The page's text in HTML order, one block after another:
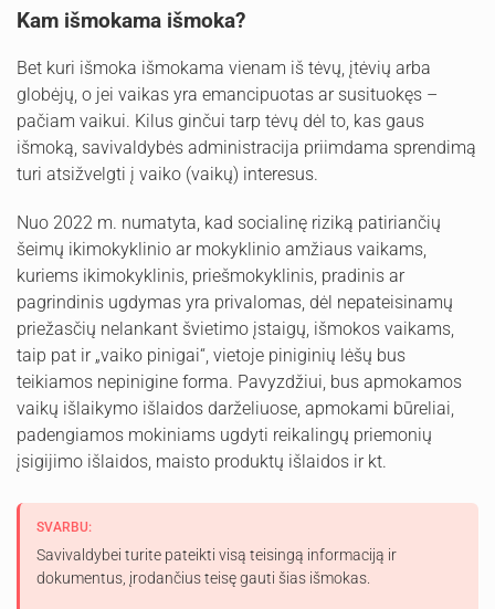
Kam išmokama išmoka?
Bet kuri išmoka išmokama vienam iš tėvų, įtėvių arba
globėjų, o jei vaikas yra emancipuotas ar susituokęs –
pačiam vaikui. Kilus ginčui tarp tėvų dėl to, kas gaus
išmoką, savivaldybės administracija priimdama sprendimą
turi atsižvelgti į vaiko (vaikų) interesus.
Nuo 2022 m. numatyta, kad socialinę riziką patiriančių
šeimų ikimokyklinio ar mokyklinio amžiaus vaikams,
kuriems ikimokyklinis, priešmokyklinis, pradinis ar
pagrindinis ugdymas yra privalomas, dėl nepateisinamų
priežasčių nelankant švietimo įstaigų, išmokos vaikams,
taip pat ir „vaiko pinigai“, vietoje piniginių lėšų bus
teikiamos nepinigine forma. Pavyzdžiui, bus apmokamos
vaikų išlaikymo išlaidos darželiuose, apmokami būreliai,
padengiamos mokiniams ugdyti reikalingų priemonių
įsigijimo išlaidos, maisto produktų išlaidos ir kt.
SVARBU:
Savivaldybei turite pateikti visą teisingą informaciją ir
dokumentus, įrodančius teisę gauti šias išmokas.